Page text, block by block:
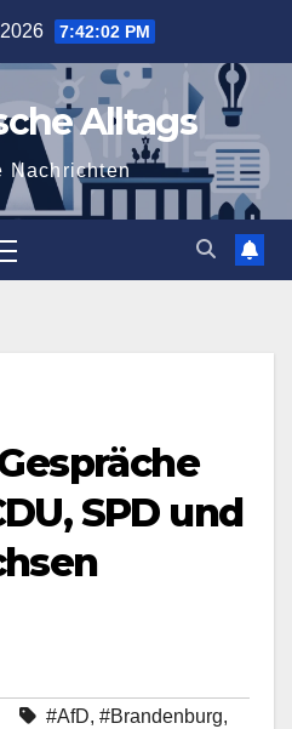
7:42:03 PM
Alltags
Nachrichten
SPD und
#AfD, #Brandenburg,